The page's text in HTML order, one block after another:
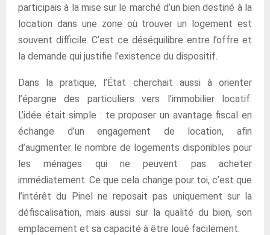
participais à la mise sur le marché d’un bien destiné à la
location dans une zone où trouver un logement est
souvent difficile. C’est ce déséquilibre entre l’offre et
la demande qui justifie l’existence du dispositif.
Dans la pratique, l’État cherchait aussi à orienter
l’épargne des particuliers vers l’immobilier locatif.
L’idée était simple : te proposer un avantage fiscal en
échange d’un engagement de location, afin
d’augmenter le nombre de logements disponibles pour
les ménages qui ne peuvent pas acheter
immédiatement. Ce que cela change pour toi, c’est que
l’intérêt du Pinel ne reposait pas uniquement sur la
défiscalisation, mais aussi sur la qualité du bien, son
emplacement et sa capacité à être loué facilement.